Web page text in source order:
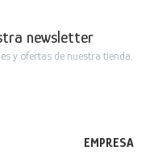
newsletter
y ofertas de nuestra tienda.
EMPRESA